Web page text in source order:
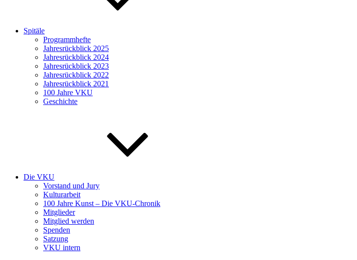
Spitäle
Programmhefte
Jahresrückblick 2025
Jahresrückblick 2024
Jahresrückblick 2023
Jahresrückblick 2022
Jahresrückblick 2021
100 Jahre VKU
Geschichte
Die VKU
Vorstand und Jury
Kulturarbeit
100 Jahre Kunst – Die VKU-Chronik
Mitglieder
Mitglied werden
Spenden
Satzung
VKU intern